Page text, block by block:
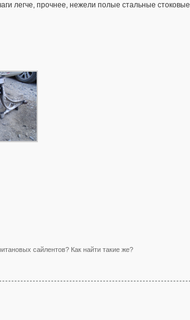
легче, прочнее, нежели полые стальные стоковые
сайлентов? Как найти такие же?